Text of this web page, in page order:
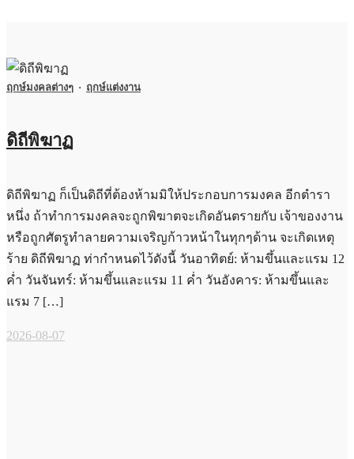
ฤกษ์มงคลต่างๆ · ฤกษ์แต่งงาน
ดิถีพิฆาฏ
ดิถีพิฆาฏ ก็เป็นดิถีที่ต้องห้ามมิให้ประกอบการมงคล อีกตำรา
หนึ่ง ถ้าทำการมงคลจะถูกพิฆาตจะเกิดอันตรายกับ เจ้าของงาน
หรือถูกศัตรูทำลายความเจริญก้าวหน้าในทุกๆด้าน จะเกิดเหตุ
ร้าย ดิถีพิฆาฏ ท่ากำหนดไว้ดังนี้ วันอาทิตย์: ห้ามขึ้นและแรม 12
ค่ำ วันจันทร์: ห้ามขึ้นและแรม 11 ค่ำ วันอังคาร: ห้ามขึ้นและ
แรม 7 […]
2026-08-07